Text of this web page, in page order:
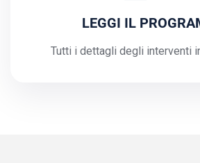
LEGGI IL
Tutti i dettagli degli interventi